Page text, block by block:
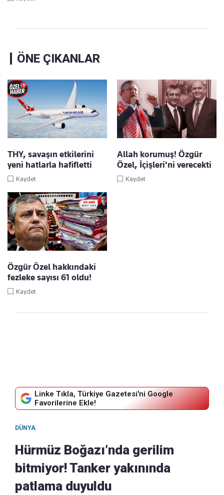
ÖNE ÇIKANLAR
THY, savaşın etkilerini
yeni hatlarla hafifletti
Kaydet
Allah korumuş! Özgür
Özel, İçişleri'ni verecekti
Kaydet
Özgür Özel hakkındaki
fezleke sayısı 61 oldu!
Kaydet
Linke Tıkla, Türkiye Gazetesi'ni Google
Favorilerine Ekle!
DÜNYA
Hürmüz Boğazı’nda gerilim
bitmiyor! Tanker yakınında
patlama duyuldu